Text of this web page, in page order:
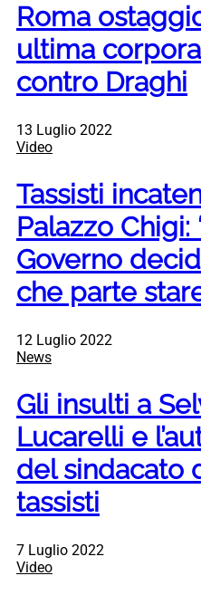
Roma
ultima
contro Draghi
13 Luglio 2022
Video
Tassisti
Palazzo Chigi:
Governo
che parte
12 Luglio 2022
News
Gli insulti a
Lucarelli e
del sindacato
tassisti
7 Luglio 2022
Video